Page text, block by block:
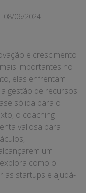
08/06/2024
e crescimento
importantes no
elas enfrentam
gestão de recursos
sólida para o
o coaching
valiosa para
um
como o
as startups e ajudá-